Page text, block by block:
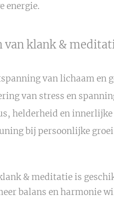
energie.
van klank &
van lichaam en
van stress en
helderheid en
bij persoonlijke
& meditatie is
balans en harmonie